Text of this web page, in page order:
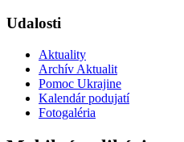
Udalosti
Aktuality
Archív Aktualit
Pomoc Ukrajine
Kalendár podujatí
Fotogaléria